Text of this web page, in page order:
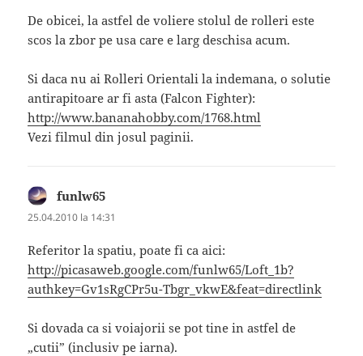
De obicei, la astfel de voliere stolul de rolleri este
scos la zbor pe usa care e larg deschisa acum.
Si daca nu ai Rolleri Orientali la indemana, o solutie
antirapitoare ar fi asta (Falcon Fighter):
http://www.bananahobby.com/1768.html
Vezi filmul din josul paginii.
funlw65
25.04.2010 la 14:31
Referitor la spatiu, poate fi ca aici:
http://picasaweb.google.com/funlw65/Loft_1b?
authkey=Gv1sRgCPr5u-Tbgr_vkwE&feat=directlink
Si dovada ca si voiajorii se pot tine in astfel de
„cutii” (inclusiv pe iarna).